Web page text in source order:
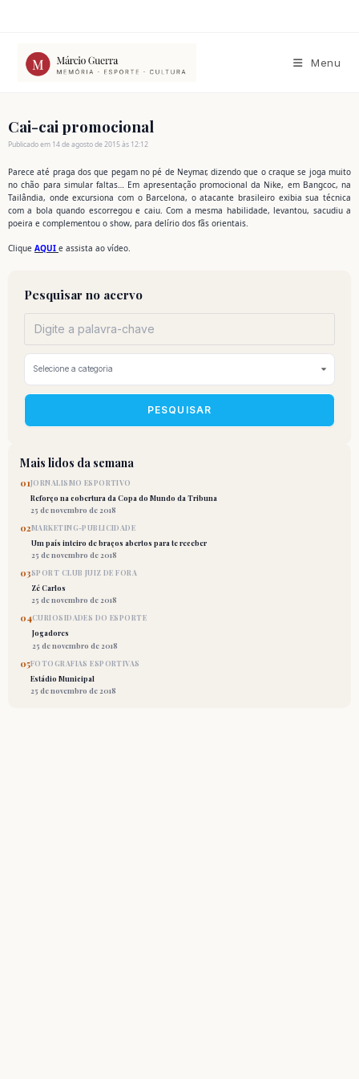
conteúdo
Menu
Cai-cai promocional
Publicado em 14 de agosto de 2015 às 12:12
Parece até praga dos que pegam no pé de Neymar, dizendo que o craque se joga muito
no chão para simular faltas… Em apresentação promocional da Nike, em Bangcoc, na
Tailândia, onde excursiona com o Barcelona, o atacante brasileiro exibia sua técnica
com a bola quando escorregou e caiu. Com a mesma habilidade, levantou, sacudiu a
poeira e complementou o show, para delírio dos fãs orientais.
Clique AQUI e assista ao vídeo.
Pesquisar no acervo
PESQUISAR
Mais lidos da semana
01JORNALISMO ESPORTIVO
Reforço na cobertura da Copa do Mundo da Tribuna
25 de novembro de 2018
02MARKETING-PUBLICIDADE
Um país inteiro de braços abertos para te receber
25 de novembro de 2018
03SPORT CLUB JUIZ DE FORA
Zé Carlos
25 de novembro de 2018
04CURIOSIDADES DO ESPORTE
Jogadores
25 de novembro de 2018
05FOTOGRAFIAS ESPORTIVAS
Estádio Municipal
25 de novembro de 2018